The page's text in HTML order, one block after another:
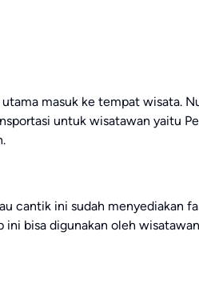
masuk ke tempat wisata.
untuk wisatawan yaitu
cantik ini sudah menyediakan
ini bisa digunakan oleh